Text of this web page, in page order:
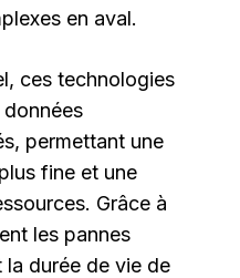
en aval.
ces technologies
permettant une
fine et une
Grâce à
les pannes
durée de vie de